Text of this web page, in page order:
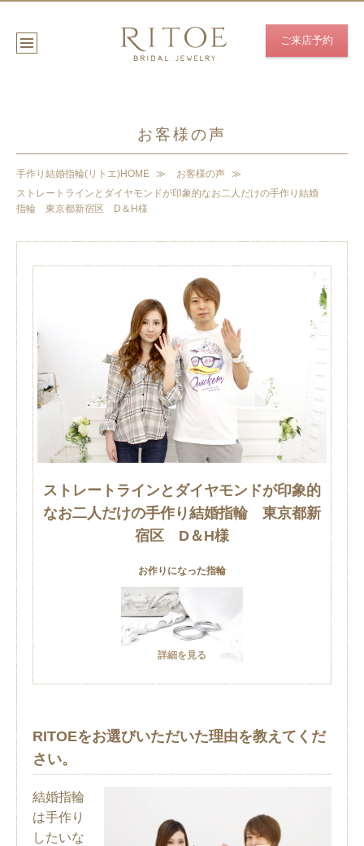
ご来店予約
お客様の声
手作り結婚指輪(リトエ)HOME
お客様の声
ストレートラインとダイヤモンドが印象的なお二人だけの手作り結婚
指輪 東京都新宿区 D＆H様
ストレートラインとダイヤモンドが印象的
なお二人だけの手作り結婚指輪 東京都新
宿区 D＆H様
お作りになった指輪
詳細を見る
RITOEをお選びいただいた理由を教えてくだ
さい。
結婚指輪
は手作り
したいな